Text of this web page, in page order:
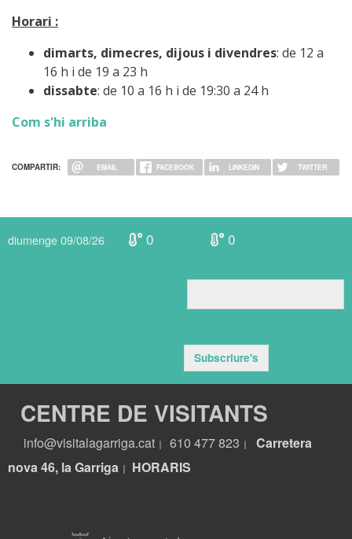
Horari :
dimarts, dimecres, dijous i divendres: de 12 a
16 h i de 19 a 23 h
dissabte: de 10 a 16 h i de 19:30 a 24 h
Com s'hi arriba
COMPARTIR: EMAIL FACEBOOK LINKEDIN TWITTER
diumenge 09/08/26 0 0
Subscriure's
CENTRE DE VISITANTS
info@visitalagarriga.cat 610 477 823
Carretera
nova 46, la Garriga
HORARIS